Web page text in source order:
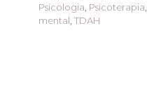
Psicologia Psicoterapia
mental TDAH